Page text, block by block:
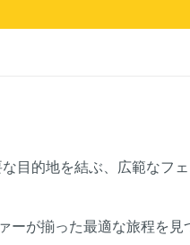
目的地を結ぶ、広範なフ
ーが揃った最適な旅程を見